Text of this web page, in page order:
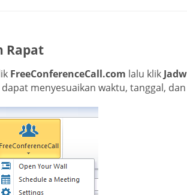
Rapat
FreeConferenceCall.com lalu klik
menyesuaikan waktu, tanggal,